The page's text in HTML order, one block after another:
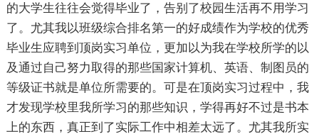
的大学生往往会觉得毕业了，告别了校园生活再不用学习
了。尤其我以班级综合排名第一的好成绩作为学校的优秀
毕业生应聘到顶岗实习单位，更加以为我在学校所学的以
及通过自己努力取得的那些国家计算机、英语、制图员的
等级证书就是单位所需要的。可是在顶岗实习过程中，我
才发现学校里我所学习的那些知识，学得再好不过是书本
上的东西，真正到了实际工作中相差太远了。尤其我所实